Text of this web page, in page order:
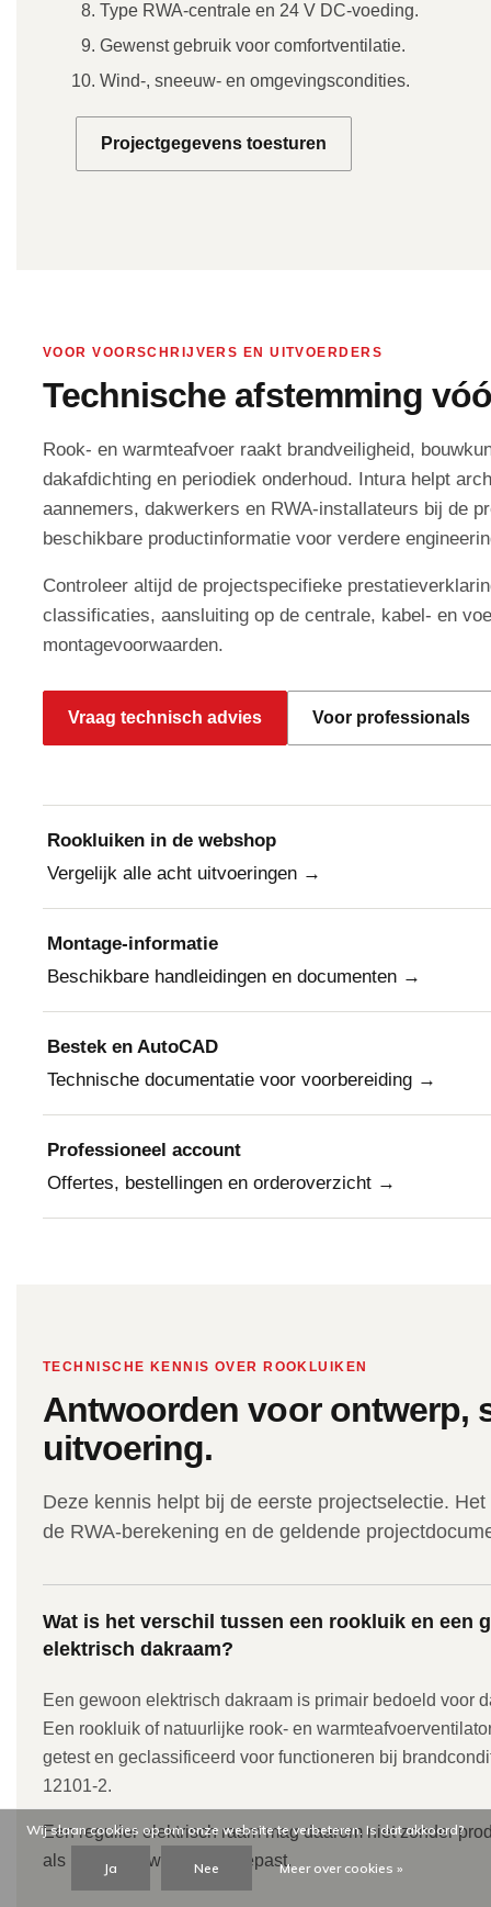
Type RWA-centrale en 24 V DC-voeding.
Gewenst gebruik voor comfortventilatie.
Wind-, sneeuw- en omgevingscondities.
Projectgegevens toesturen
VOOR VOORSCHRIJVERS EN UITVOERDERS
Technische afstemming
Rook- en warmteafvoer raakt brandveiligheid,
dakafdichting en periodiek onderhoud. Intura helpt
aannemers, dakwerkers en RWA-installateurs bij de
beschikbare productinformatie voor verdere
Controleer altijd de projectspecifieke
classificaties, aansluiting op de centrale, kabel- en
montagevoorwaarden.
Vraag technisch advies Voor professionals
Rookluiken in de webshop
Vergelijk alle acht uitvoeringen →
Montage-informatie
Beschikbare handleidingen en documenten →
Bestek en AutoCAD
Technische documentatie voor voorbereiding →
Professioneel account
Offertes, bestellingen en orderoverzicht →
TECHNISCHE KENNIS OVER ROOKLUIKEN
Antwoorden voor ontwerp,
uitvoering.
Deze kennis helpt bij de eerste projectselectie.
de RWA-berekening en de geldende
Wat is het verschil tussen een rookluik en een
elektrisch dakraam?
Een gewoon elektrisch dakraam is primair bedoeld voor
Een rookluik of natuurlijke rook- en
getest en geclassificeerd voor functioneren bij
12101-2.
Een regulier elektrisch raam mag daarom niet zonder
als RWA-luik worden toegepast.
Wij slaan cookies op om onze website te verbeteren. Is dat akkoord?
Ja Nee Meer over cookies »